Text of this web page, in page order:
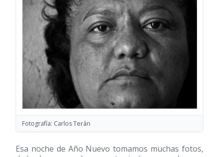
Fotografía: Carlos Terán
Esa noche de Año Nuevo tomamos muchas fotos,